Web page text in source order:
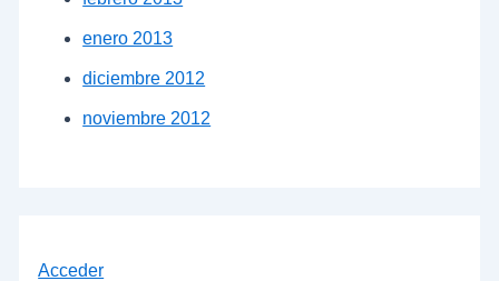
enero 2013
diciembre 2012
noviembre 2012
Acceder